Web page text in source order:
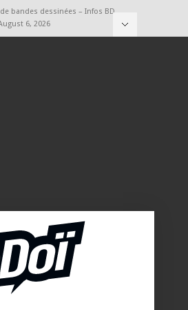
bandes dessinées – Infos BD,
6, 2026